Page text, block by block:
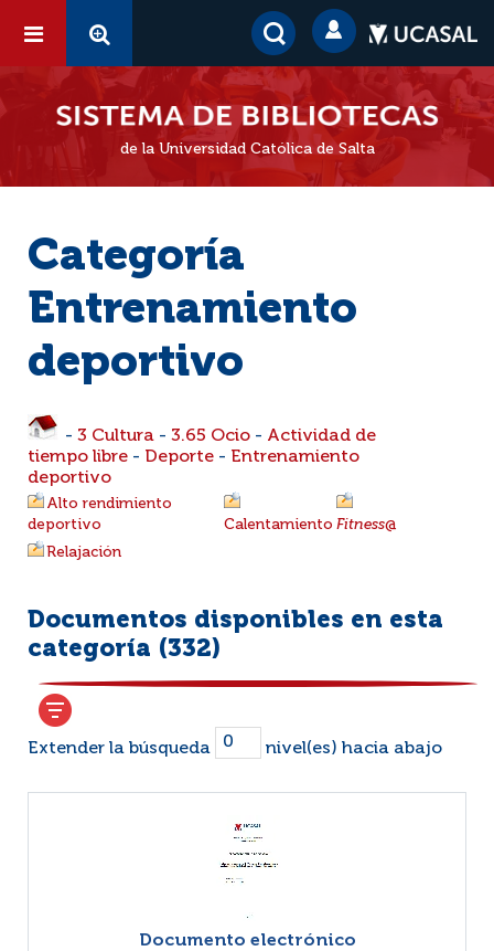
de la Universidad Católica de Salta
Categoría
Entrenamiento
deportivo
- 3 Cultura - 3.65 Ocio - Actividad de
tiempo libre - Deporte - Entrenamiento
deportivo
Alto rendimiento
deportivo
Calentamiento Fitness@
Relajación
Documentos disponibles en esta
categoría (332)
Extender la búsqueda nivel(es) hacia abajo
Documento electrónico